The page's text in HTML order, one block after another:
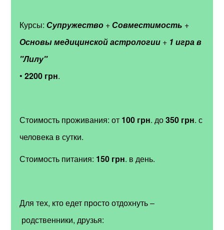
Курсы:Супружество +Совместимость +
Основы медицинской астрологии + 1 игра в
"Лилу"
•2200 грн.
Стоимость проживания: от 100 грн. до350 грн. с
человека в сутки.
Стоимость питания: 150 грн. в день.
Для тех, кто едет просто отдохнуть–
родственники, друзья: